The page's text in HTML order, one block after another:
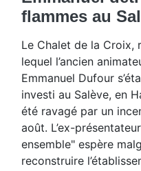
flammes au
Le Chalet de la Croix,
lequel l’ancien
Emmanuel Dufour
investi au Salève, en
été ravagé par un
août. L’ex-
ensemble" espère
reconstruire